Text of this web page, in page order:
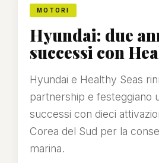
MOTORI
Hyundai: due
successi con
Hyundai e Healthy Seas
partnership e festeggiano
successi con dieci
Corea del Sud per la
marina.